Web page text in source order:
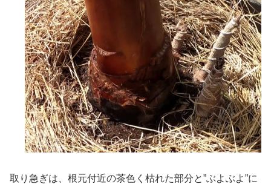
取り急ぎは、根元付近の茶色く枯れた部分と”ぶよぶよ”に